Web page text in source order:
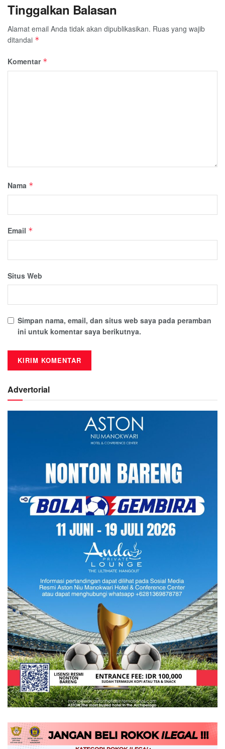
Tinggalkan Balasan
Alamat email Anda tidak akan dipublikasikan. Ruas yang wajib
ditandai *
Komentar *
Nama *
Email *
Situs Web
Simpan nama, email, dan situs web saya pada peramban
ini untuk komentar saya berikutnya.
Advertorial